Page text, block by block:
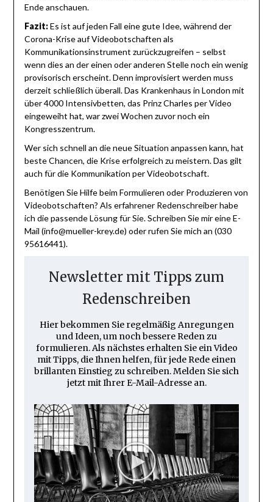
Ende anschauen.
Fazit:Es ist auf jeden Fall eine gute Idee, während der
Corona-Krise auf Videobotschaften als
Kommunikationsinstrument zurückzugreifen – selbst
wenn dies an der einen oder anderen Stelle noch ein wenig
provisorisch erscheint. Denn improvisiert werden muss
derzeit schließlich überall. Das Krankenhaus in London mit
über 4000 Intensivbetten, das Prinz Charles per Video
eingeweiht hat, war zwei Wochen zuvor noch ein
Kongresszentrum.
Wer sich schnell an die neue Situation anpassen kann, hat
beste Chancen, die Krise erfolgreich zu meistern. Das gilt
auch für die Kommunikation per Videobotschaft.
Benötigen Sie Hilfe beim Formulieren oder Produzieren von
Videobotschaften? Als erfahrener Redenschreiber habe
ich die passende Lösung für Sie. Schreiben Sie mir eine E-
Mail (info@mueller-krey.de) oder rufen Sie mich an (030
95616441).
Newsletter mit Tipps zum
Redenschreiben
Hier bekommen Sie regelmäßig Anregungen
und Ideen, um noch bessere Reden zu
formulieren. Als nächstes erhalten Sie ein Video
mit Tipps, die Ihnen helfen, für jede Rede einen
brillanten Einstieg zu schreiben. Melden Sie sich
jetzt mit Ihrer E-Mail-Adresse an.